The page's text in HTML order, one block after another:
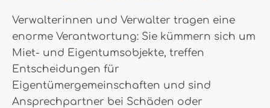
Verwalterinnen und Verwalter tragen eine
enorme Verantwortung: Sie kümmern sich um
Miet- und Eigentumsobjekte, treffen
Entscheidungen für
Eigentümergemeinschaften und sind
Ansprechpartner bei Schäden oder